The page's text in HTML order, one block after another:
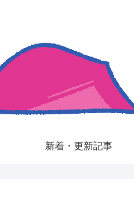
新着・更新記事